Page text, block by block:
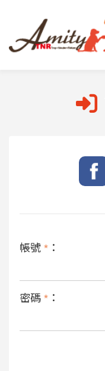
帳號 * ：
密碼 * ：